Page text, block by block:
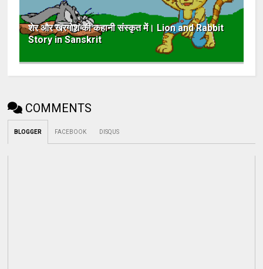
शेर और खरगोश की कहानी संस्कृत में। Lion and Rabbit
Story in Sanskrit
COMMENTS
BLOGGER FACEBOOK DISQUS